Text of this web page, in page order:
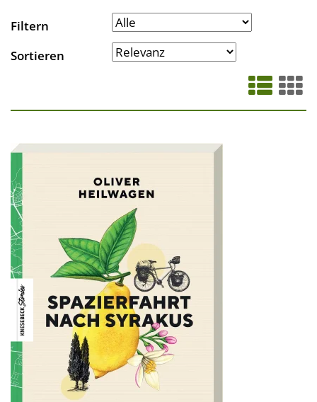
Filtern
Sortieren